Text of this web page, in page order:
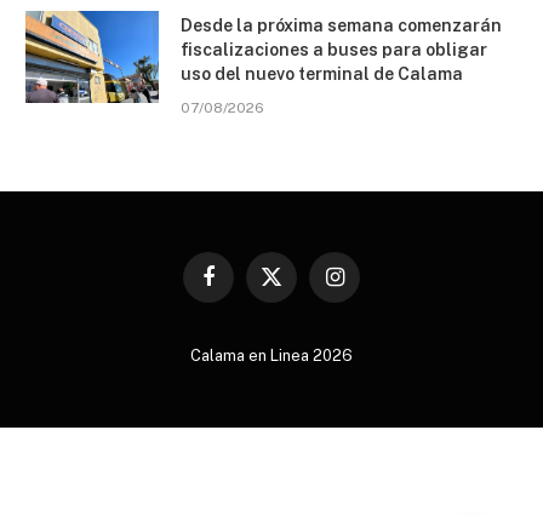
Desde la próxima semana comenzarán
fiscalizaciones a buses para obligar
uso del nuevo terminal de Calama
07/08/2026
Facebook
X
Instagram
Calama en Linea 2026